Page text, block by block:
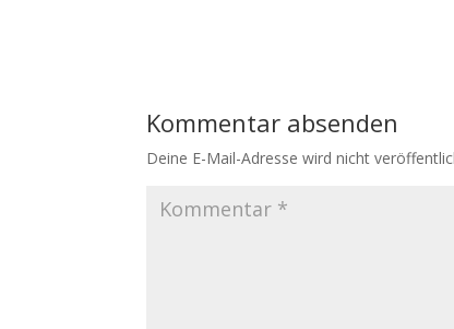
Kommentar absenden
Deine E-Mail-Adresse wird nicht